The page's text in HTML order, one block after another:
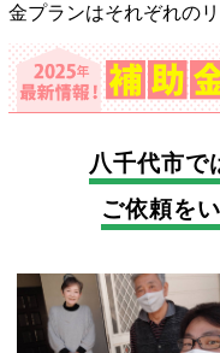
金プランはそれぞれの
八千代市で
ご依頼を